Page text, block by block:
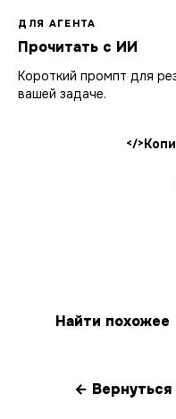
ДЛЯ АГЕНТА
Прочитать с ИИ
Короткий промпт для
вашей задаче.
</>
Найти похожее
← Вернуться